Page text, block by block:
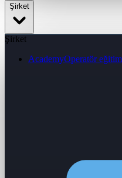
Şirket
Şirket
AcademyOperatör